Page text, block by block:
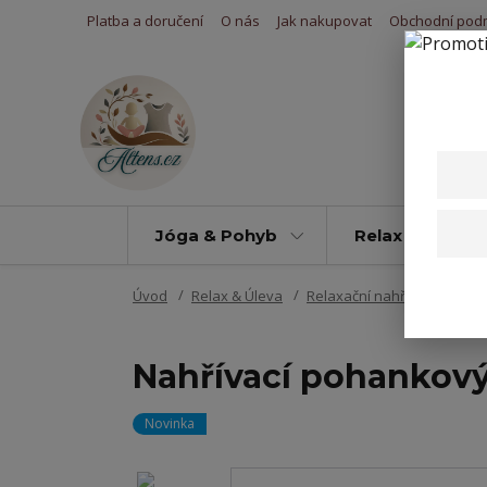
Platba a doručení O nás Jak nakupovat Obchodní
Jóga & Pohyb Relax & Úleva
Úvod Relax & Úleva Relaxační nahřívací
Nahřívací
Novinka